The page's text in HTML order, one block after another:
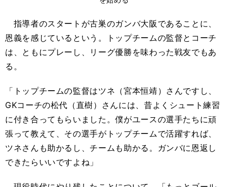
指導者のスタートが古巣のガンバ大阪であることに、
恩義を感じているという。トップチームの監督とコーチ
は、ともにプレーし、リーグ優勝を味わった戦友でもあ
る。
「トップチームの監督はツネ（宮本恒靖）さんですし、
GKコーチの松代（直樹）さんには、昔よくシュート練習
に付き合ってもらいました。僕がユースの選手たちに頑
張って教えて、その選手がトップチームで活躍すれば、
ツネさんも助かるし、チームも助かる。ガンバに恩返し
できたらいいですよね」